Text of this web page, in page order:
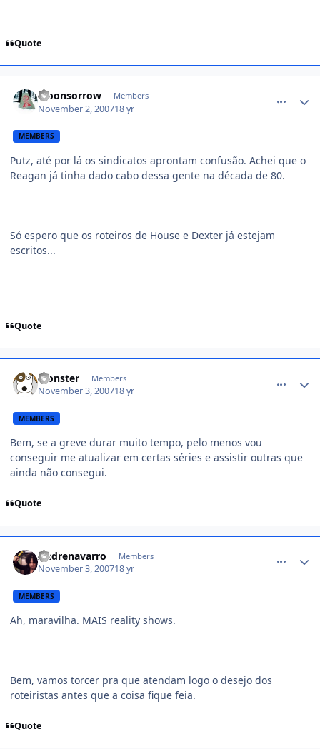
Quote
Moonsorrow Members
November 2, 200718 yr
MEMBERS
Putz, até por lá os sindicatos aprontam confusão. Achei que o
Reagan já tinha dado cabo dessa gente na década de 80.
Só espero que os roteiros de House e Dexter já estejam
escritos...
Quote
Monster Members
November 3, 200718 yr
MEMBERS
Bem, se a greve durar muito tempo, pelo menos vou
conseguir me atualizar em certas séries e assistir outras que
ainda não consegui.
Quote
Andrenavarro Members
November 3, 200718 yr
MEMBERS
Ah, maravilha. MAIS reality shows.
Bem, vamos torcer pra que atendam logo o desejo dos
roteiristas antes que a coisa fique feia.
Quote